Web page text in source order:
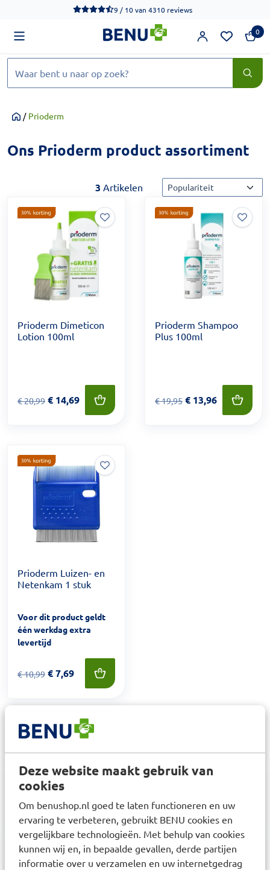
Deze website maakt gebruik van
cookies
Om benushop.nl goed te laten functioneren en uw
ervaring te verbeteren, gebruikt BENU cookies en
vergelijkbare technologieën. Met behulp van cookies
kunnen wij en, in bepaalde gevallen, derde partijen
informatie over u verzamelen en uw internetgedrag
We werken momenteel hard aan het verbeteren van de
9 / 10van 4310 reviews
0
Home
/ Prioderm
Ons Prioderm product assortiment
3 Artikelen Sorteermethode
Prioderm Dimeticon
Lotion 100ml
Van € 20,99 voor € 14,69
€20,99 € 14,69
Prioderm Shampoo
Plus 100ml
Van € 19,95 voor € 13,96
€19,95 € 13,96
Prioderm Luizen- en
Netenkam 1 stuk
Voor dit product geldt
één werkdag extra
levertijd
Van € 10,99 voor € 7,69
€10,99 €7,69
3,6miljoen klanten